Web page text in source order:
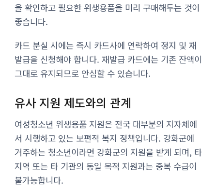
을 확인하고 필요한 위생용품을 미리 구매해두는 것이
좋습니다.
카드 분실 시에는 즉시 카드사에 연락하여 정지 및 재
발급을 신청해야 합니다. 재발급 카드에는 기존 잔액이
그대로 유지되므로 안심할 수 있습니다.
유사 지원 제도와의 관계
여성청소년 위생용품 지원은 전국 대부분의 지자체에
서 시행하고 있는 보편적 복지 정책입니다. 강화군에
거주하는 청소년이라면 강화군의 지원을 받게 되며, 타
지역 또는 타 기관의 동일 목적 지원과는 중복 수급이
불가능합니다.